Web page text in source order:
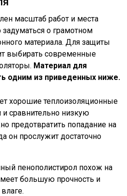
масштаб работ и места
о грамотном
материала. Для защиты
выбирать современные
Материал для
одним из приведенных ниже.
хорошие теплоизоляционные
и сравнительно низкую
предотвратить попадание на
он прослужит достаточно
пенополистирол похож на
большую прочность и